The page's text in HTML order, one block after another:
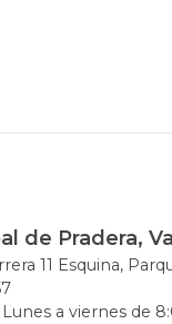
de Pradera,
11 Esquina,
a viernes de